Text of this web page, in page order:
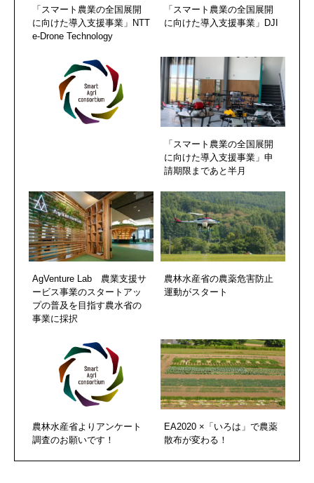
「スマート農業の全国展開
に向けた導入支援事業」NTT
e-Drone Technology
「スマート農業の全国展開
に向けた導入支援事業」DJI
「スマート農業の全国展開
に向けた導入支援事業」申
請期限まであと半月
AgVenture Lab 農業支援サ
ービス事業のスタートアッ
プの普及を目指す農水省の
事業に採択
農林水産省の農薬危害防止
運動がスタート
農林水産省よりアンケート
調査のお願いです！
EA2020 ×「いろは」で農薬
散布が変わる！